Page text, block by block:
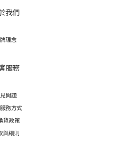
我們
理念
服務
問題
務方式
貨政策
與細則